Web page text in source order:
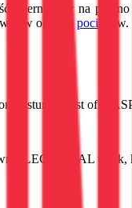
internautów na
w obrębie pociąg
disturb a nest of
ELECTRICAL